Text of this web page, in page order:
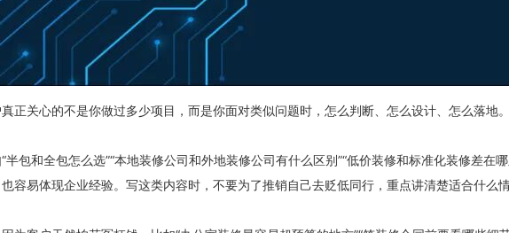
正关心的不是你做过多少项目，而是你面对类似问题时，怎么判断、怎么设计、怎么落地。
包和全包怎么选”“本地装修公司和外地装修公司有什么区别”“低价装修和标准化装修差在
容易体现企业经验。写这类内容时，不要为了推销自己去贬低同行，重点讲清楚适合什么